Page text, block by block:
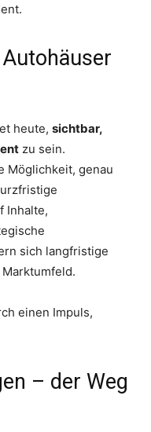
heute, sichtbar,
zu sein.
Möglichkeit, genau
Inhalte,
sich langfristige
einen Impuls,
– der Weg